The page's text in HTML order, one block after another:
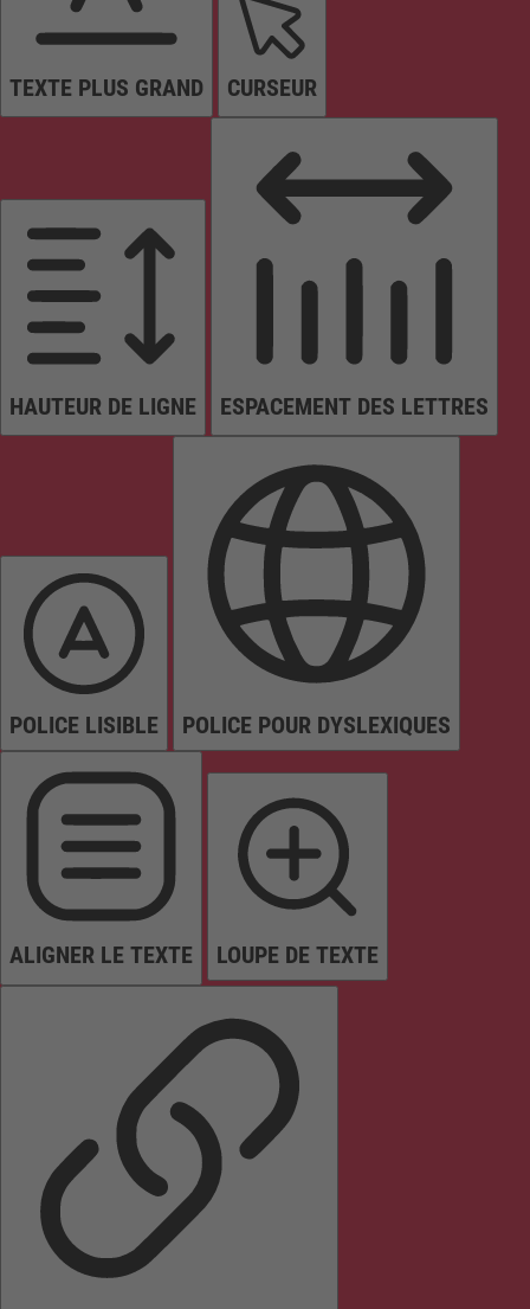
TEXTE PLUS GRAND CURSEUR
HAUTEUR DE LIGNE ESPACEMENT DES LETTRES
POLICE LISIBLE POLICE POUR DYSLEXIQUES
ALIGNER LE TEXTE LOUPE DE TEXTE